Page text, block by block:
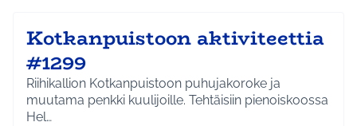
Kotkanpuistoon aktiviteettia
#1299
Riihikallion Kotkanpuistoon puhujakoroke ja
muutama penkki kuulijoille. Tehtäisiin pienoiskoossa
Hel…